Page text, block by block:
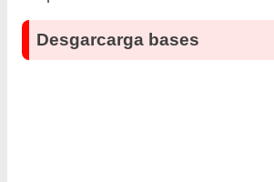
Desgarcarga bases